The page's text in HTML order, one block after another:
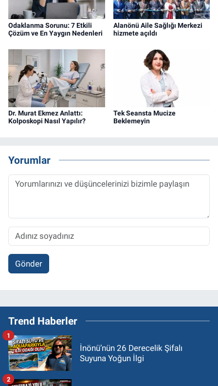
Odaklanma Sorunu: 7 Etkili
Çözüm ve En Yaygın Nedenleri
Alanönü Aile Sağlığı Merkezi
hizmete açıldı
Dr. Murat Ekmez Anlattı:
Kolposkopi Nasıl Yapılır?
Tek Seansta Mucize
Beklemeyin
Yorumlar
Gönder
Trend Haberler
İnönü’nün 26 Derecelik Şifalı
Suyuna Yoğun İlgi
1
2